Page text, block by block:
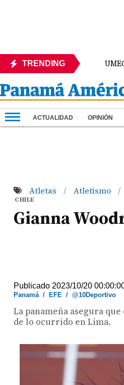
TRENDING
México UMECIT
ACTUALIDAD OPINIÓN
Atletas / Atletismo /
CHILE
Gianna
Publicado 2023/10/20
Panamá/ EFE /@10Deportivo
La panameña asegura
de lo ocurrido en Lima.